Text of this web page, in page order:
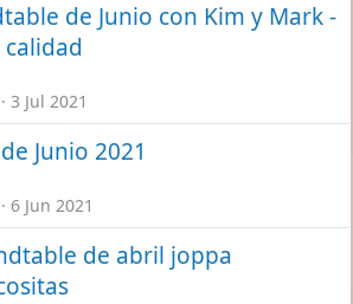
de Junio con Kim y Mark -
3 Jul 2021
Junio 2021
6 Jun 2021
de abril joppa